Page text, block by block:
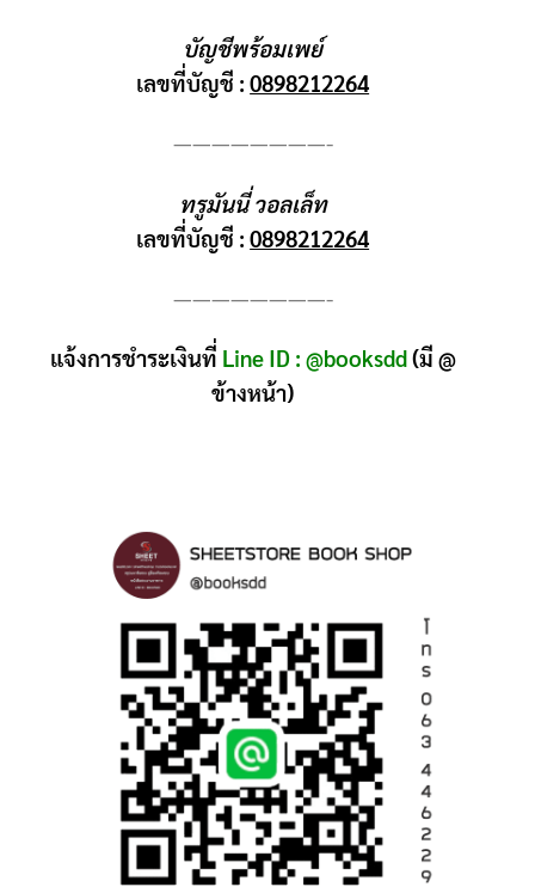
บัญชีพร้อมเพย์
เลขที่บัญชี :0898212264
————————-
ทรูมันนี่ วอลเล็ท
เลขที่บัญชี :0898212264
————————-
แจ้งการชำระเงินที่ Line ID : @booksdd(มี @
ข้างหน้า)